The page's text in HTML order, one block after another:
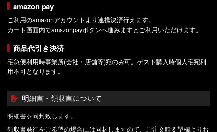
amazon pay
ご利用のamazonアカウントより連携決済行えます。
カート画面内でamazonpayボタンへ進みますとご利用いただけます。
商品代引き決済
宅急便利用時事業所(会社・店舗等)宛のみ可。ゲスト購入時個人宅宛利
用不可となります。
明細書・領収書について
明細書を同封致します。
領収書発行をご希望の場合には同封しますので、ご注文時要望欄よりお